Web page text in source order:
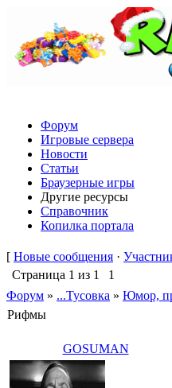
Форум
Игровые сервера
Новости
Статьи
Браузерные игры
Другие ресурсы
Справочник
Копилка портала
[ Новые сообщения ·
Страница 1 из 1
1
Форум » ...Тусовка » Юмор,
Рифмы
GOSUMAN